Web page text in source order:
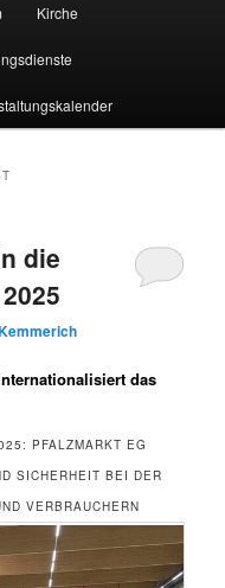
Kirche
die
das
PFALZMARKT EG
SICHERHEIT BEI DER
VERBRAUCHERN